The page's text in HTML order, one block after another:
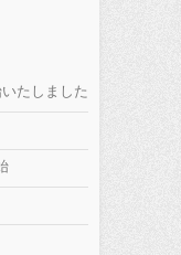
たしました